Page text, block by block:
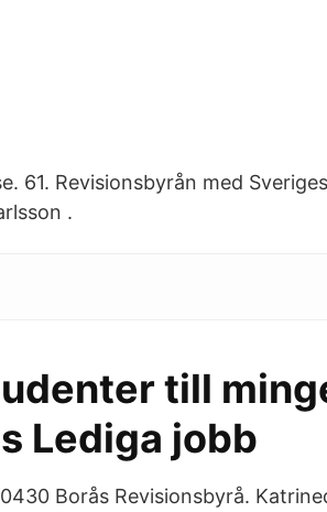
61. Revisionsbyrån med
.
till
Lediga jobb
Borås Revisionsbyrå.